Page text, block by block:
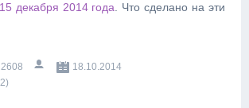
декабря 2014 года . Что сделано на эти
2608
18.10.2014